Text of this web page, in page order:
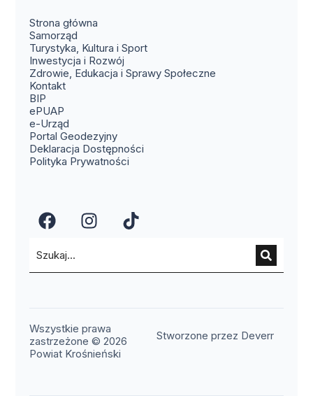
Strona główna
Samorząd
Turystyka, Kultura i Sport
Inwestycja i Rozwój
Zdrowie, Edukacja i Sprawy Społeczne
Kontakt(otwiera się w nowym oknie)
BIP
ePUAP
e-Urząd
Portal Geodezyjny(otwiera się w nowym oknie)
Deklaracja Dostępności
Polityka Prywatności
(otwiera się w nowym oknie)
(otwiera się w nowym
(otwiera się w
Wszystkie prawa
zastrzeżone © 2026
Powiat Krośnieński
Stworzone przez Deverr